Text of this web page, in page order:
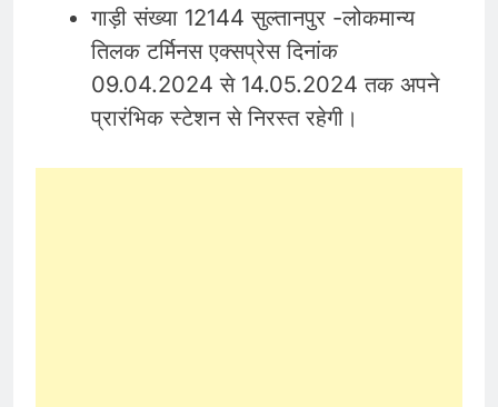
गाड़ी संख्या 12144 सुल्तानपुर -लोकमान्य
तिलक टर्मिनस एक्सप्रेस दिनांक
09.04.2024 से 14.05.2024 तक अपने
प्रारंभिक स्टेशन से निरस्त रहेगी।